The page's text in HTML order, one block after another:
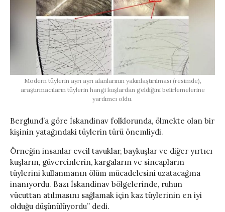
Modern tüylerin ayrı ayrı alanlarının yakınlaştırılması (resimde),
araştırmacıların tüylerin hangi kuşlardan geldiğini belirlemelerine
yardımcı oldu.
Berglund’a göre İskandinav folklorunda, ölmekte olan bir
kişinin yatağındaki tüylerin türü önemliydi.
Örneğin insanlar evcil tavuklar, baykuşlar ve diğer yırtıcı
kuşların, güvercinlerin, kargaların ve sincapların
tüylerini kullanmanın ölüm mücadelesini uzatacağına
inanıyordu. Bazı İskandinav bölgelerinde, ruhun
vücuttan atılmasını sağlamak için kaz tüylerinin en iyi
olduğu düşünülüyordu” dedi.